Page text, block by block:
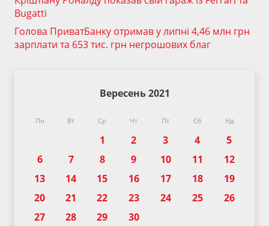
Bugatti
Голова ПриватБанку отримав у липні 4,46 млн грн
зарплати та 653 тис. грн негрошових благ
Вересень 2021
Пн Вт Ср Чт Пт Сб Нд
1 2 3 4
5
6
7 8 9 10 11
12
13
14 15 16 17 18
19
20
21 22 23 24 25
26
27
28 29 30